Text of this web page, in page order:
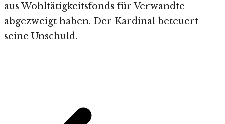
aus Wohltätigkeitsfonds für Verwandte
abgezweigt haben. Der Kardinal beteuert
seine Unschuld.